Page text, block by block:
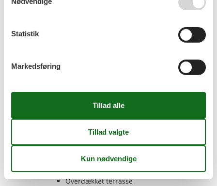
og observer det mangfoldige fugleliv. Om aftenen inviterer
Morskie jer til at blive hængende, hvor I kan nyde frisk fisk lige
ved havet.
Enkelt seng
Soveværelse, 3 personer
Dobbeltseng
WC. Varmt og koldt vand, Bruser
Sofa, madras eller lignende
Terrasse, 4 m²
Overdækket terrasse
Statistik
Markedsføring